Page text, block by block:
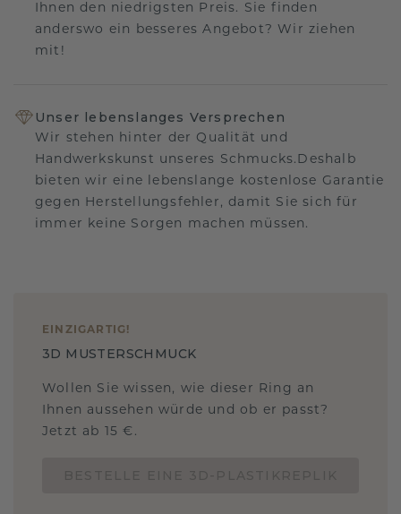
Ihnen den niedrigsten Preis. Sie finden
anderswo ein besseres Angebot? Wir ziehen
mit!
Unser lebenslanges Versprechen
Wir stehen hinter der Qualität und
Handwerkskunst unseres Schmucks.Deshalb
bieten wir eine lebenslange kostenlose Garantie
gegen Herstellungsfehler, damit Sie sich für
immer keine Sorgen machen müssen.
EINZIGARTIG !
3D MUSTERSCHMUCK
Wollen Sie wissen, wie dieser Ring an
Ihnen aussehen würde und ob er passt?
Jetzt ab 15 €.